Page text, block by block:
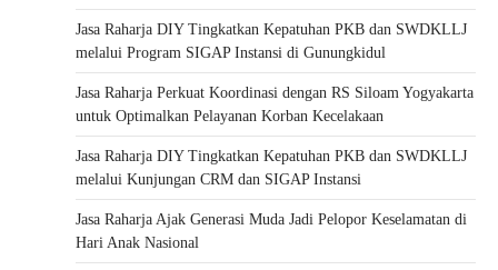
Jasa Raharja DIY Tingkatkan Kepatuhan PKB dan SWDKLLJ
melalui Program SIGAP Instansi di Gunungkidul
Jasa Raharja Perkuat Koordinasi dengan RS Siloam Yogyakarta
untuk Optimalkan Pelayanan Korban Kecelakaan
Jasa Raharja DIY Tingkatkan Kepatuhan PKB dan SWDKLLJ
melalui Kunjungan CRM dan SIGAP Instansi
Jasa Raharja Ajak Generasi Muda Jadi Pelopor Keselamatan di
Hari Anak Nasional